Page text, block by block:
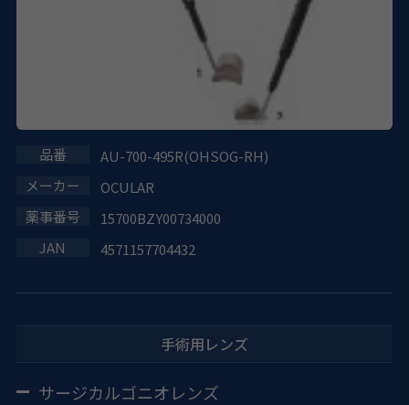
AU-700-495R(OHSOG-RH)
OCULAR
15700BZY00734000
4571157704432
手術用レンズ
サージカルゴニオレンズ